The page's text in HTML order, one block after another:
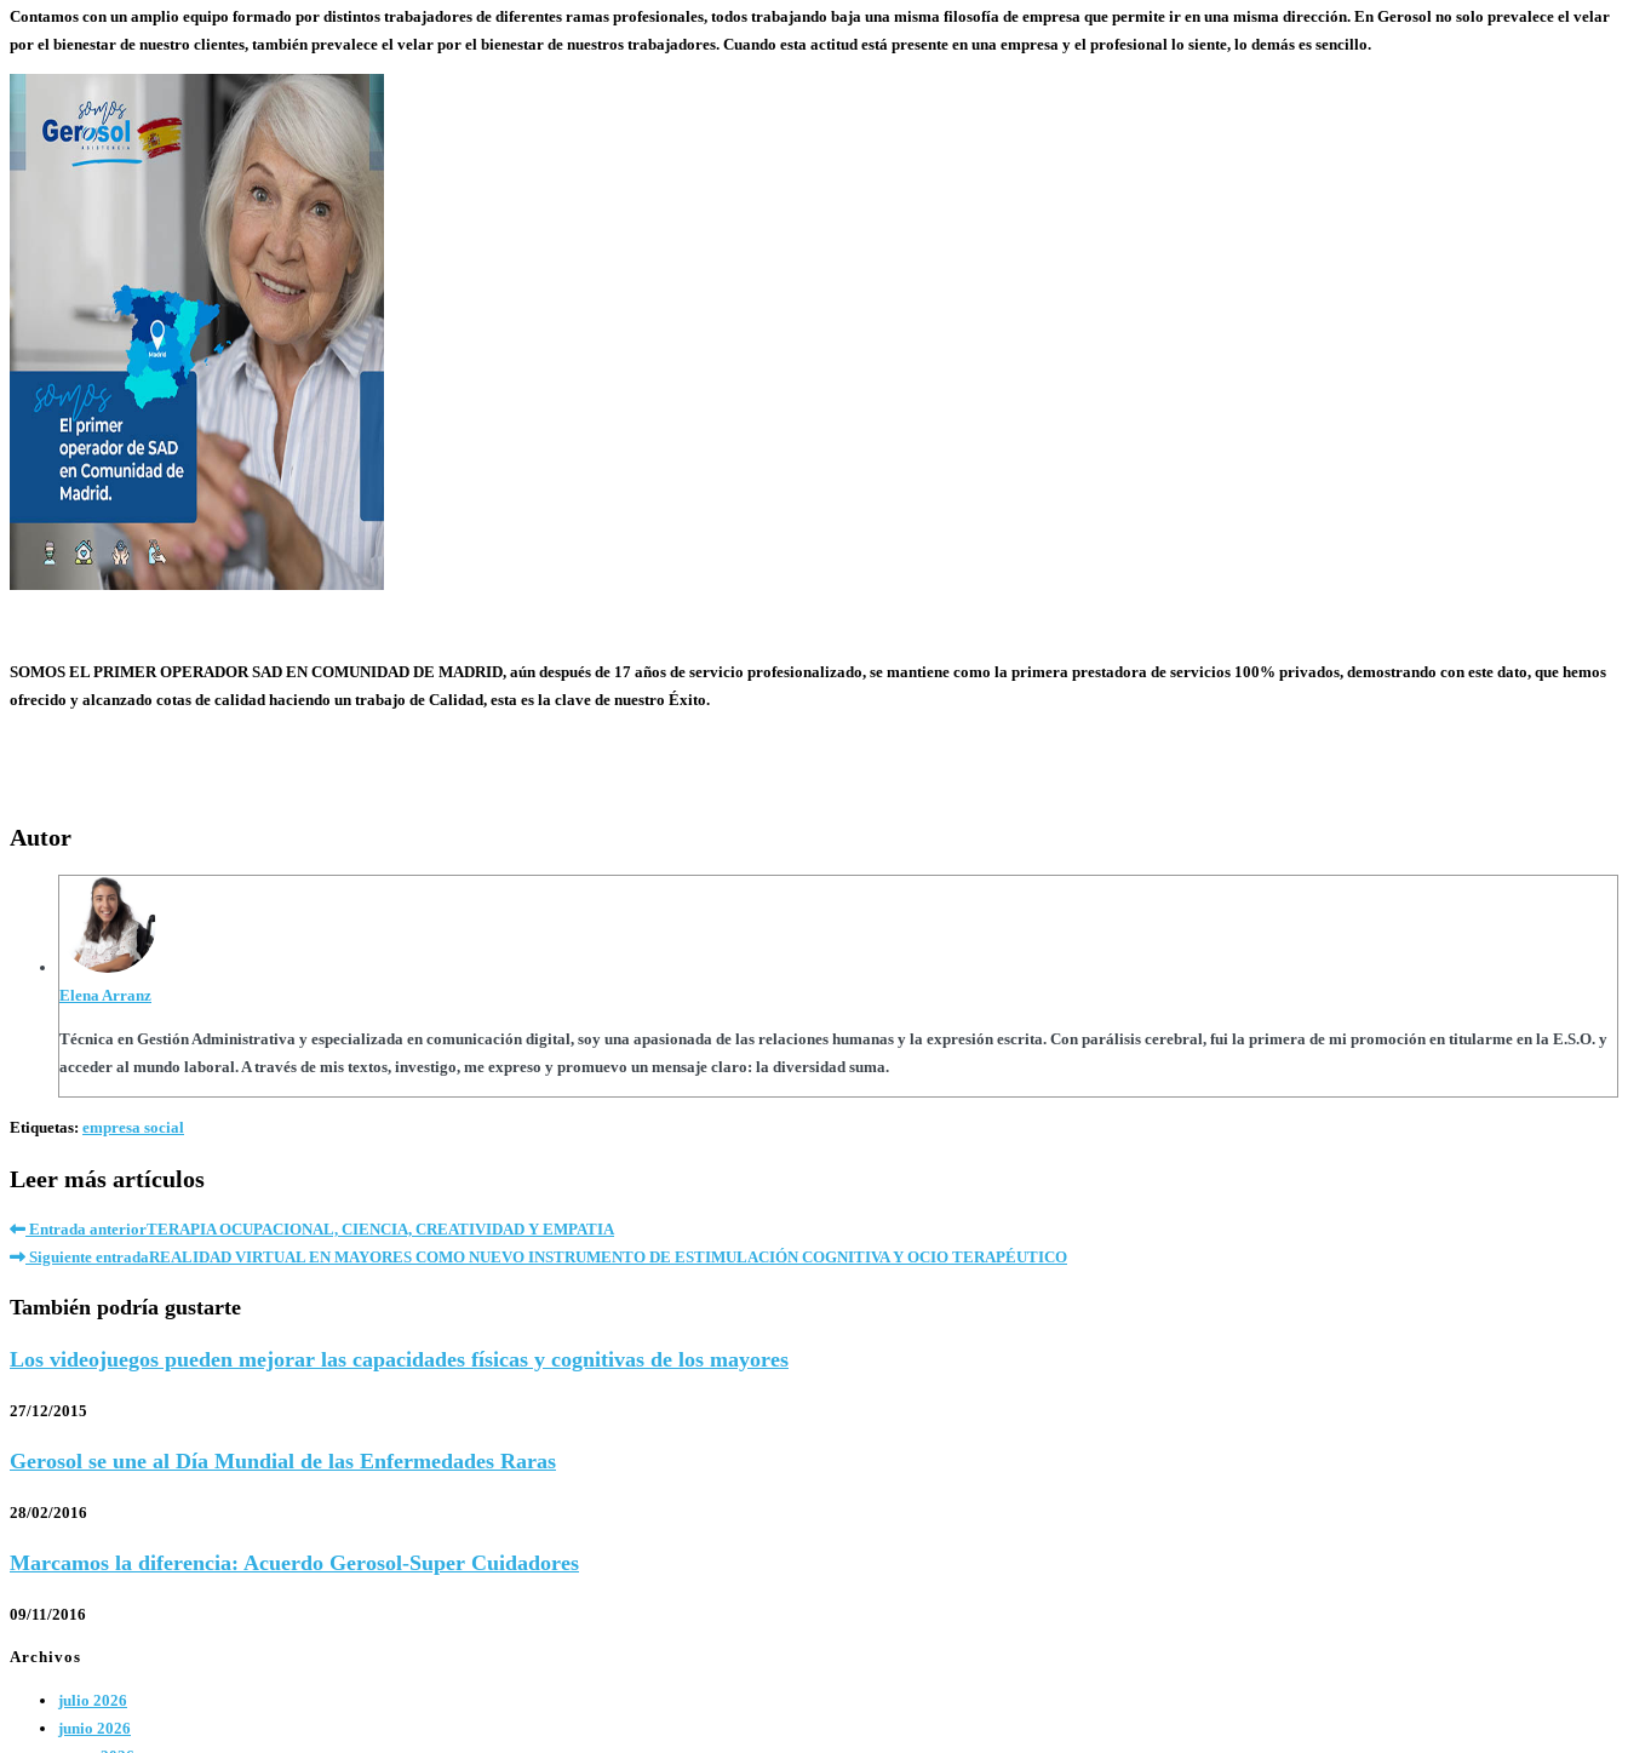
Contamos con un amplio equipo formado por distintos trabajadores de diferentes ramas profesionales, todos trabajando baja una misma filosofía de empresa que permite ir en una misma dirección. En Gerosol no solo prevalece el velar
por el bienestar de nuestro clientes, también prevalece el velar por el bienestar de nuestros trabajadores. Cuando esta actitud está presente en una empresa y el profesional lo siente, lo demás es sencillo.
SOMOS EL PRIMER OPERADOR SAD EN COMUNIDAD DE MADRID, aún después de 17 años de servicio profesionalizado, se mantiene como la primera prestadora de servicios 100% privados, demostrando con este dato, que hemos
ofrecido y alcanzado cotas de calidad haciendo un trabajo de Calidad, esta es la clave de nuestro Éxito.
Autor
Elena Arranz
Técnica en Gestión Administrativa y especializada en comunicación digital, soy una apasionada de las relaciones humanas y la expresión escrita. Con parálisis cerebral, fui la primera de mi promoción en titularme en la E.S.O. y
acceder al mundo laboral. A través de mis textos, investigo, me expreso y promuevo un mensaje claro: la diversidad suma.
Etiquetas: empresa social
Leer más artículos
Entrada anteriorTERAPIA OCUPACIONAL, CIENCIA, CREATIVIDAD Y EMPATIA
Siguiente entradaREALIDAD VIRTUAL EN MAYORES COMO NUEVO INSTRUMENTO DE ESTIMULACIÓN COGNITIVA Y OCIO TERAPÉUTICO
También podría gustarte
Los videojuegos pueden mejorar las capacidades físicas y cognitivas de los mayores
27/12/2015
Gerosol se une al Día Mundial de las Enfermedades Raras
28/02/2016
Marcamos la diferencia: Acuerdo Gerosol-Super Cuidadores
09/11/2016
Archivos
julio 2026
junio 2026